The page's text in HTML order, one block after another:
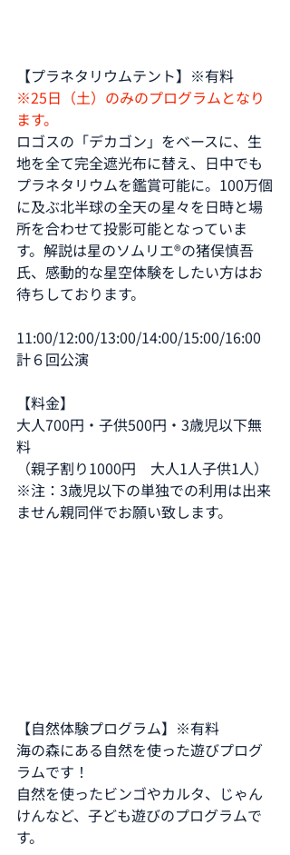
【プラネタリウムテント】※有料
※25日（土）のみのプログラムとなり
ます。
ロゴスの「デカゴン」をベースに、生
地を全て完全遮光布に替え、日中でも
プラネタリウムを鑑賞可能に。100万個
に及ぶ北半球の全天の星々を日時と場
所を合わせて投影可能となっていま
す。解説は星のソムリエ®︎の猪俣慎吾
氏、感動的な星空体験をしたい方はお
待ちしております。
11:00/12:00/13:00/14:00/15:00/16:00
計６回公演
【料金】
大人700円・子供500円・3歳児以下無
料
（親子割り1000円　大人1人子供1人）
※注：3歳児以下の単独での利用は出来
ません親同伴でお願い致します。
【自然体験プログラム】※有料
海の森にある自然を使った遊びプログ
ラムです！
自然を使ったビンゴやカルタ、じゃん
けんなど、子ども遊びのプログラムで
す。